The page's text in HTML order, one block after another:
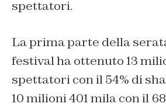
spettatori.
La prima parte della
festival ha ottenuto 13
spettatori con il 54% di
10 milioni 401 mila con il